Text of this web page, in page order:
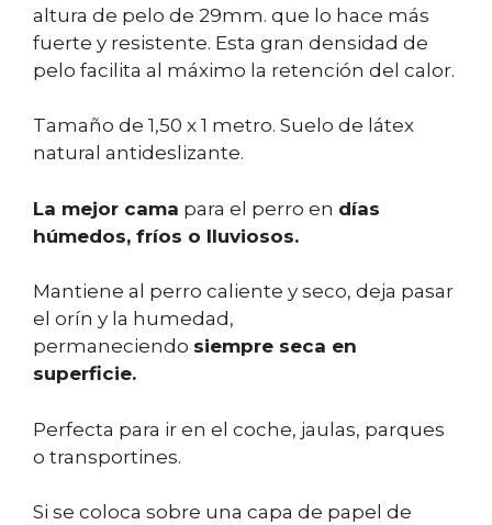
altura de pelo de 29mm. que lo hace más
fuerte y resistente. Esta gran densidad de
pelo facilita al máximo la retención del calor.
Tamaño de 1,50 x 1 metro. Suelo de látex
natural antideslizante.
La mejor cama para el perro en días
húmedos, fríos o lluviosos.
Mantiene al perro caliente y seco, deja pasar
el orín y la humedad,
permaneciendo siempre seca en
superficie.
Perfecta para ir en el coche, jaulas, parques
o transportines.
Si se coloca sobre una capa de papel de